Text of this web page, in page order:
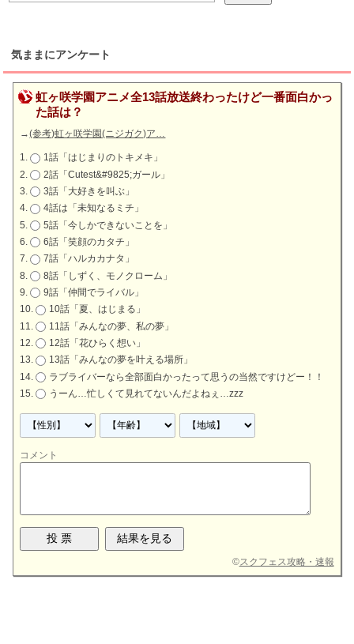
気ままにアンケート
虹ヶ咲学園アニメ全13話放送終わったけど一番面白かっ
た話は？
→(参考)虹ヶ咲学園(ニジガク)ア…
1話「はじまりのトキメキ」
2話「Cutest&#9825;ガール」
3話「大好きを叫ぶ」
4話は「未知なるミチ」
5話「今しかできないことを」
6話「笑顔のカタチ」
7話「ハルカカナタ」
8話「しずく、モノクローム」
9話「仲間でライバル」
10話「夏、はじまる」
11話「みんなの夢、私の夢」
12話「花ひらく想い」
13話「みんなの夢を叶える場所」
ラブライバーなら全部面白かったって思うの当然ですけどー！！
うーん…忙しくて見れてないんだよねぇ…zzz
コメント
©スクフェス攻略・速報